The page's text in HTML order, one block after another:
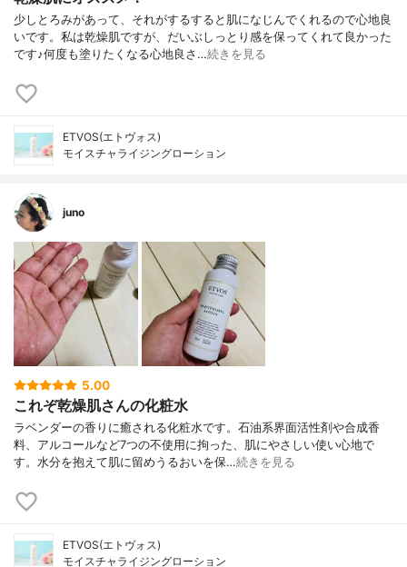
少しとろみがあって、それがするすると肌になじんでくれるので心地良
いです。私は乾燥肌ですが、だいぶしっとり感を保ってくれて良かった
です♪何度も塗りたくなる心地良さ…続きを見る
ETVOS(エトヴォス)
モイスチャライジングローション
juno
5.00
これぞ乾燥肌さんの化粧水
ラベンダーの香りに癒される化粧水です。石油系界面活性剤や合成香
料、アルコールなど7つの不使用に拘った、肌にやさしい使い心地で
す。水分を抱えて肌に留めうるおいを保…続きを見る
ETVOS(エトヴォス)
モイスチャライジングローション